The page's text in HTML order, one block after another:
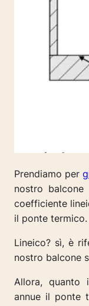
Prendiamo per
nostro
coefficiente
il ponte termico.
Lineico? sì, è
nostro balcone
Allora, quanto
annue il ponte